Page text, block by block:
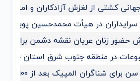
کشتی از لغزش آزادکاران و
سرایداران در هیأت محمدحسین
حضور زنان عریان نقشه دشمن برای
در منطقه جنوب شرق استان
برای شناگران المپیک بعد از ۱۰۰ سال